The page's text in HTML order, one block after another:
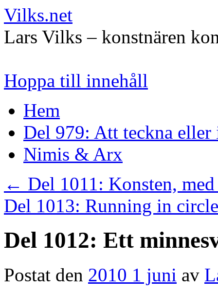
Vilks.net
Lars Vilks – konstnären
Hoppa till innehåll
Hem
Del 979: Att teckna eller
Nimis & Arx
← Del 1011: Konsten,
Del 1013: Running in
Del 1012: Ett
Postat den 2010 1 juni av